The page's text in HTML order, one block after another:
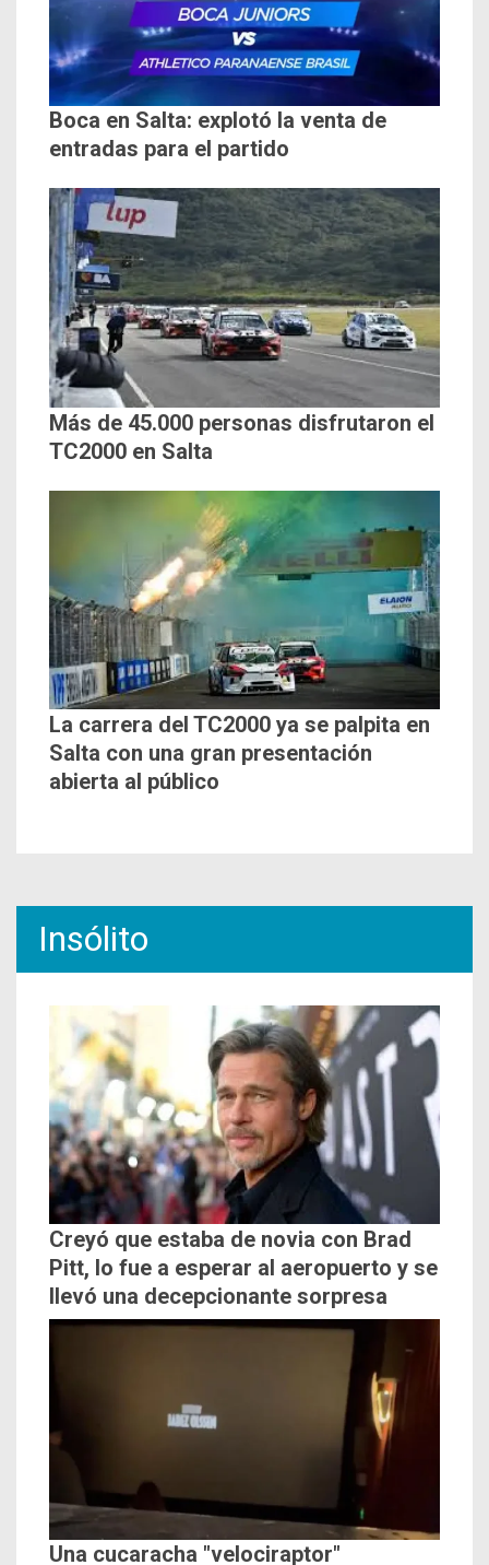
Boca en Salta: explotó la venta de
entradas para el partido
Más de 45.000 personas disfrutaron el
TC2000 en Salta
La carrera del TC2000 ya se palpita en
Salta con una gran presentación
abierta al público
Insólito
Creyó que estaba de novia con Brad
Pitt, lo fue a esperar al aeropuerto y se
llevó una decepcionante sorpresa
Una cucaracha "velociraptor"